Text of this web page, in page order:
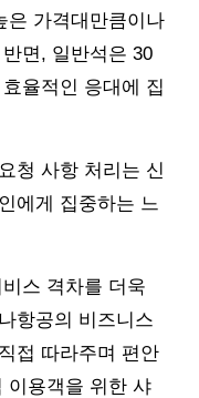
은 가격대만큼이나
면, 일반석은 30
율적인 응대에 집
청 사항 처리는 신
에게 집중하는 느
스 격차를 더욱
항공의 비즈니스
접 따라주며 편안
이용객을 위한 샤